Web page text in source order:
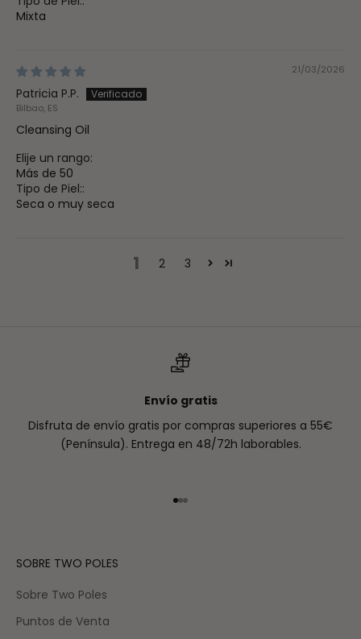
Mixta
21/03/2026
Patricia P.P.
Bilbao, ES
Cleansing Oil
Elije un rango:
Más de 50
Tipo de Piel::
Seca o muy seca
1 2 3
Envío gratis
Disfruta de envío gratis por compras superiores a 55€
(Península). Entrega en 48/72h laborables.
Ir al artículo 1
Ir al artículo 2
Ir al artículo 3
SOBRE TWO POLES
Sobre Two Poles
Puntos de Venta